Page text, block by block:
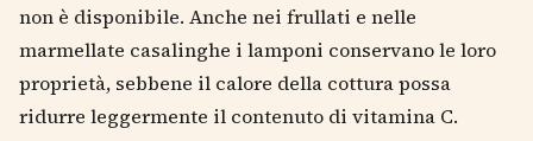
non è disponibile. Anche nei frullati e nelle
marmellate casalinghe i lamponi conservano le loro
proprietà, sebbene il calore della cottura possa
ridurre leggermente il contenuto di vitamina C.